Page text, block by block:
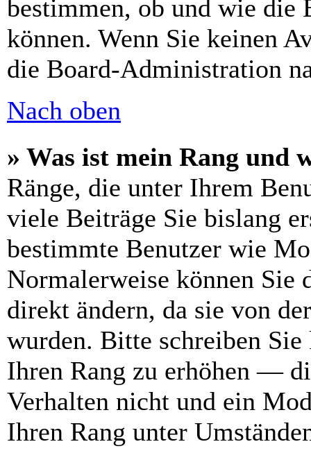
bestimmen, ob und wie die
können. Wenn Sie keinen
die Board-Administration
Nach oben
» Was ist mein Rang und
Ränge, die unter Ihrem
viele Beiträge Sie bislang
bestimmte Benutzer wie
Normalerweise können Sie
direkt ändern, da sie von
wurden. Bitte schreiben
Ihren Rang zu erhöhen —
Verhalten nicht und ein
Ihren Rang unter